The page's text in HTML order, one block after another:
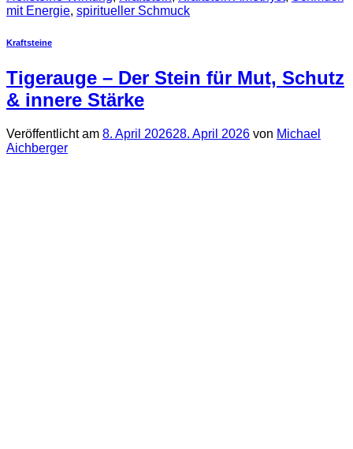
mit Energie, spiritueller Schmuck
Kraftsteine
Tigerauge – Der Stein für Mut, Schutz
& innere Stärke
Veröffentlicht am 8. April 202628. April 2026 von Michael
Aichberger